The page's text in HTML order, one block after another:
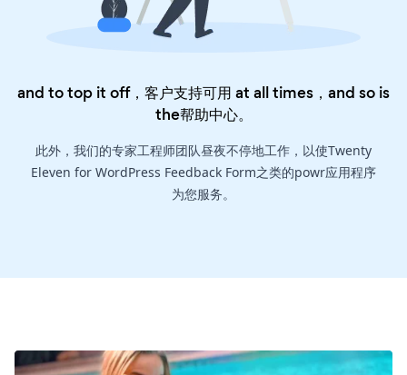
and to top it off，客户支持可用 at all times，and so is
the帮助中心。
此外，我们的专家工程师团队昼夜不停地工作，以使Twenty
Eleven for WordPress Feedback Form之类的powr应用程序
为您服务。